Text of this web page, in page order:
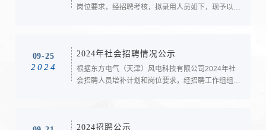
岗位要求，经招聘考核，拟录用人员如下，现予以公
dffdjw@dongfang.com。序号姓名学历毕业学校专
业1李宁本科湖北三峡大学机电一体化工程2张竟宇...
09-25
2024
2024年社会招聘情况公示
根据东方电气（天津）风电科技有限公司2024年社
会招聘人员增补计划和岗位要求，经招聘工作组组
2024招聘公示